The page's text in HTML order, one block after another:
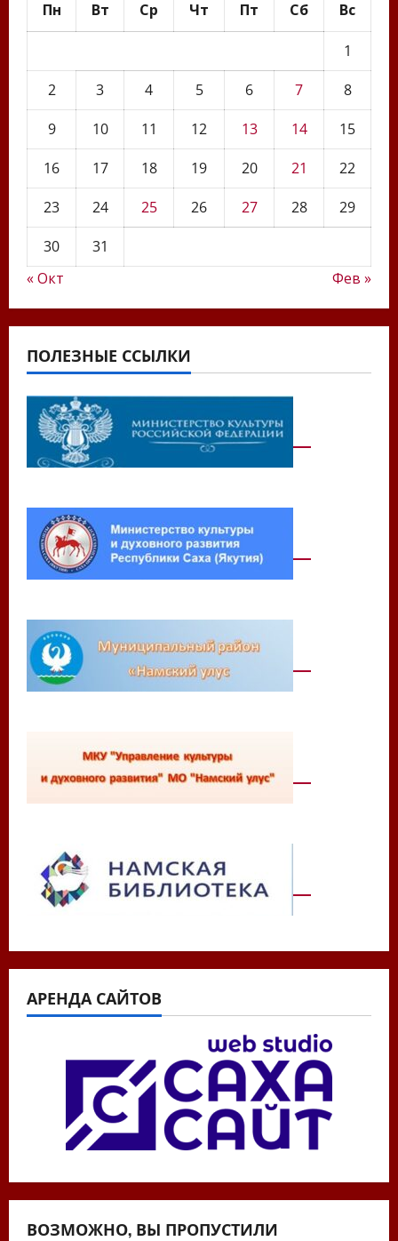
Пн Вт Ср Чт Пт Сб Вс
1
2
3 4 5 6 7
8
9
10 11 12 13 14
15
16
17 18 19 20 21
22
23
24 25 26 27 28
29
30
31
« Окт
Фев »
ПОЛЕЗНЫЕ ССЫЛКИ
АРЕНДА САЙТОВ
ВОЗМОЖНО, ВЫ ПРОПУСТИЛИ